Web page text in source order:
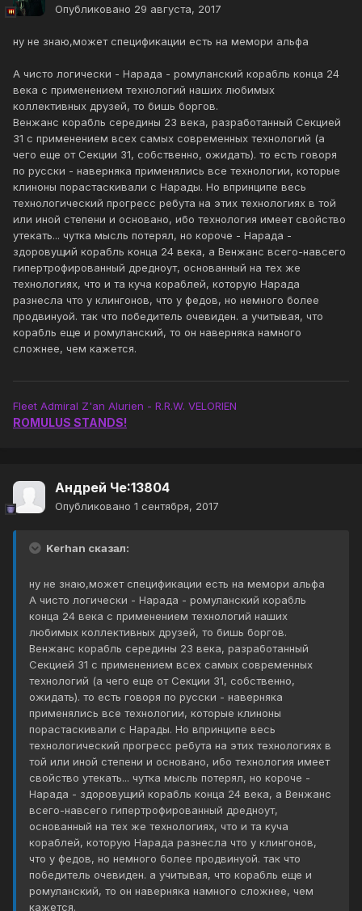
Опубликовано 29 августа, 2017
ну не знаю,может спецификации есть на мемори альфа
А чисто логически - Нарада - ромуланский корабль конца 24
века с применением технологий наших любимых
коллективных друзей, то бишь боргов.
Венжанс корабль середины 23 века, разработанный Секцией
31 с применением всех самых современных технологий (а
чего еще от Секции 31, собственно, ожидать). то есть говоря
по русски - наверняка применялись все технологии, которые
клиноны порастаскивали с Нарады. Но впринципе весь
технологический прогресс ребута на этих технологиях в той
или иной степени и основано, ибо технология имеет свойство
утекать... чутка мысль потерял, но короче - Нарада -
здоровущий корабль конца 24 века, а Венжанс всего-навсего
гипертрофированный дредноут, основанный на тех же
технологиях, что и та куча кораблей, которую Нарада
разнесла что у клингонов, что у федов, но немного более
продвинуой. так что победитель очевиден. а учитывая, что
корабль еще и ромуланский, то он наверняка намного
сложнее, чем кажется.
Fleet Admiral Z'an Alurien - R.R.W. VELORIEN
ROMULUS STANDS!
Андрей Че:13804
Опубликовано 1 сентября, 2017
Kerhan сказал:
ну не знаю,может спецификации есть на мемори альфа
А чисто логически - Нарада - ромуланский корабль
конца 24 века с применением технологий наших
любимых коллективных друзей, то бишь боргов.
Венжанс корабль середины 23 века, разработанный
Секцией 31 с применением всех самых современных
технологий (а чего еще от Секции 31, собственно,
ожидать). то есть говоря по русски - наверняка
применялись все технологии, которые клиноны
порастаскивали с Нарады. Но впринципе весь
технологический прогресс ребута на этих технологиях в
той или иной степени и основано, ибо технология имеет
свойство утекать... чутка мысль потерял, но короче -
Нарада - здоровущий корабль конца 24 века, а Венжанс
всего-навсего гипертрофированный дредноут,
основанный на тех же технологиях, что и та куча
кораблей, которую Нарада разнесла что у клингонов,
что у федов, но немного более продвинуой. так что
победитель очевиден. а учитывая, что корабль еще и
ромуланский, то он наверняка намного сложнее, чем
кажется.